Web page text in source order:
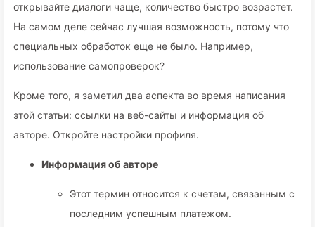
открывайте диалоги чаще, количество быстро возрастет.
На самом деле сейчас лучшая возможность, потому что
специальных обработок еще не было. Например,
использование самопроверок?
Кроме того, я заметил два аспекта во время написания
этой статьи: ссылки на веб-сайты и информация об
авторе. Откройте настройки профиля.
Информация об авторе
Этот термин относится к счетам, связанным с
последним успешным платежом.